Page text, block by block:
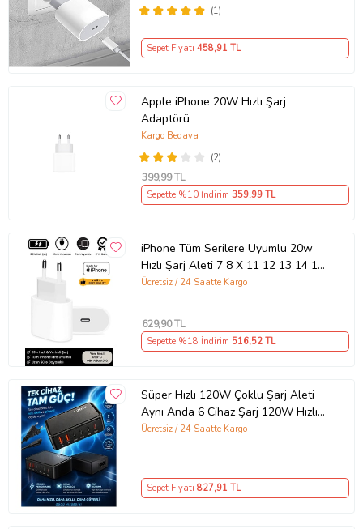
(1)
Sepet Fiyatı 458,91 TL
Apple iPhone 20W Hızlı Şarj
Adaptörü
(2)
Kargo Bedava
399,99 TL
Sepette %10 İndirim 359,99 TL
iPhone Tüm Serilere Uyumlu 20w
Hızlı Şarj Aleti 7 8 X 11 12 13 14 15
16 İçin Type-C Girişli Adaptör
Ücretsiz / 24 Saatte Kargo
629,90 TL
Sepette %18 İndirim 516,52 TL
Süper Hızlı 120W Çoklu Şarj Aleti
Aynı Anda 6 Cihaz Şarj 120W Hızlı
Şarj İstasyonu Çoklu USB & Type-C
Ücretsiz / 24 Saatte Kargo
Sepet Fiyatı 827,91 TL